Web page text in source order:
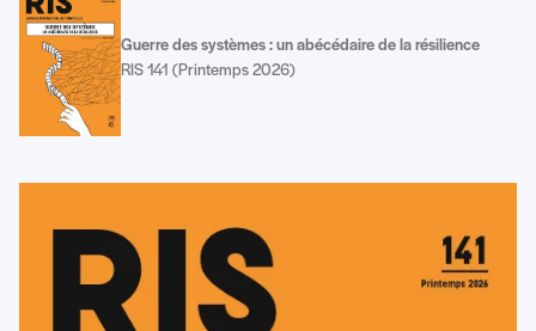
Guerre des systèmes : un abécédaire de la résilience
RIS 141 (Printemps 2026)